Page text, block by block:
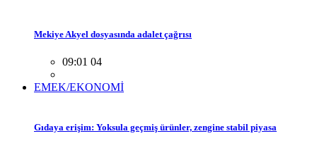
Mekiye Akyel dosyasında adalet çağrısı
09:01 04
EMEK/EKONOMİ
Gıdaya erişim: Yoksula geçmiş ürünler, zengine stabil piyasa